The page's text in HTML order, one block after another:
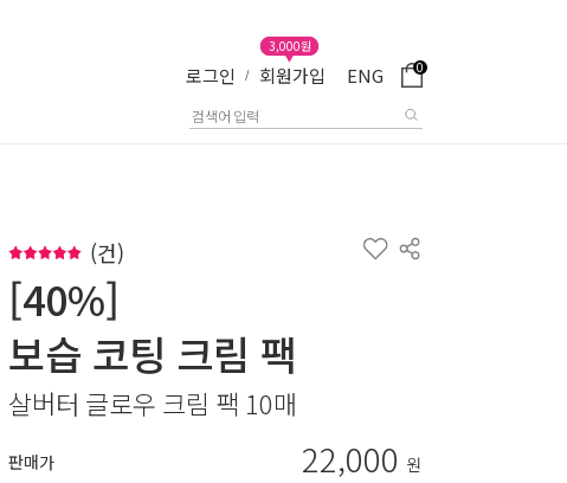
로그인 / 회원가입
3,000원
ENG 0
(건)
[40%]
보습 코팅 크림 팩
살버터 글로우 크림 팩 10매
판매가 22,000 원